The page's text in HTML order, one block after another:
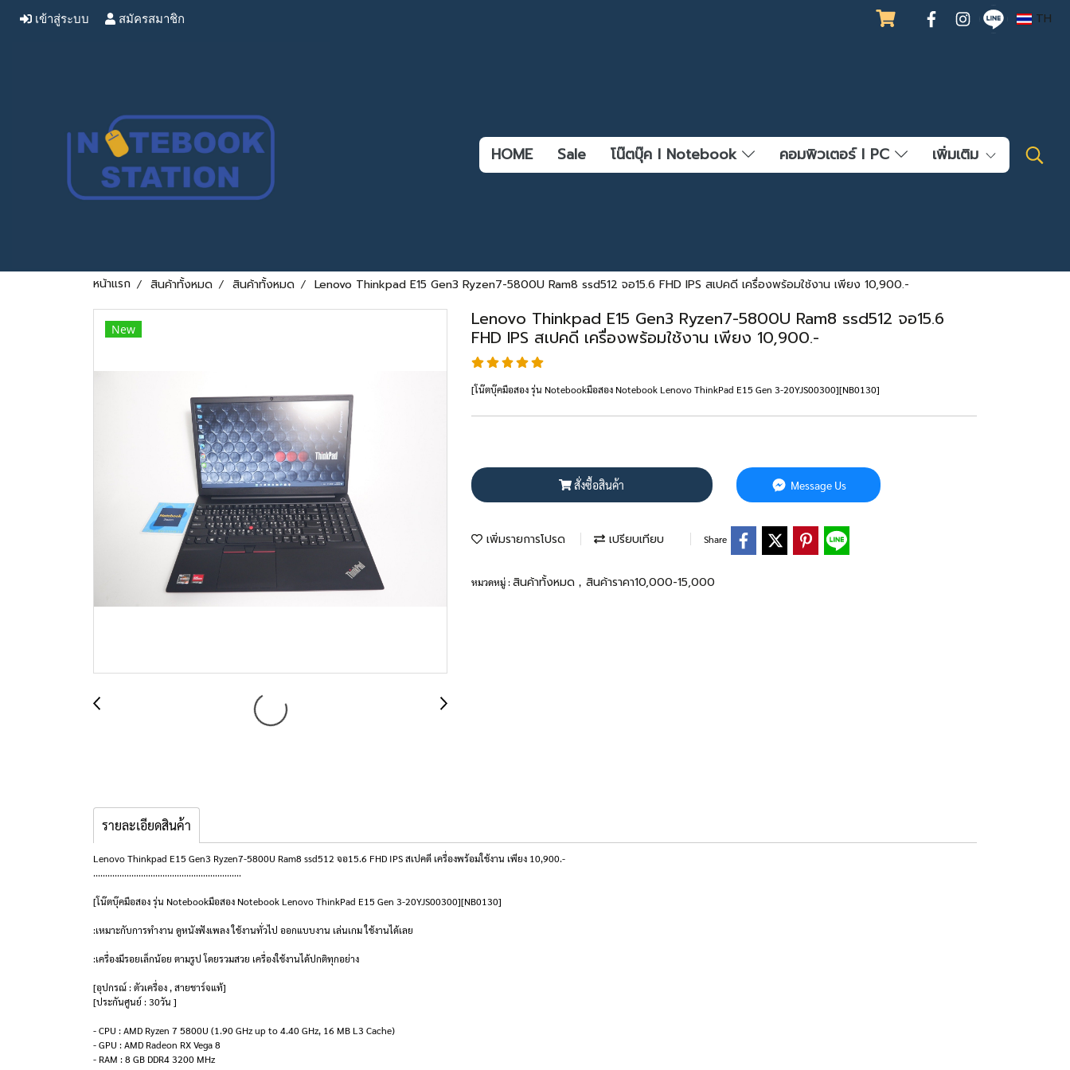
เข้าสู่ระบบ สมัครสมาชิก TH
HOME Sale โน๊ตบุ๊ค l Notebook คอมพิวเตอร์ l PC เพิ่มเติม
หน้าแรก สินค้าทั้งหมด สินค้าทั้งหมด Lenovo Thinkpad E15 Gen3 Ryzen7-5800U Ram8 ssd512 จอ15.6 FHD IPS สเปคดี เครื่องพร้อมใช้งาน เพียง 10,900.-
New
Lenovo Thinkpad E15 Gen3 Ryzen7-5800U Ram8 ssd512 จอ15.6
FHD IPS สเปคดี เครื่องพร้อมใช้งาน เพียง 10,900.-
[โน๊ตบุ๊คมือสอง รุ่น Notebookมือสอง Notebook Lenovo ThinkPad E15 Gen 3-20YJS00300][NB0130]
สั่งซื้อสินค้า Message Us
เพิ่มรายการโปรด เปรียบเทียบ Share
หมวดหมู่ :สินค้าทั้งหมด , สินค้าราคา10,000-15,000
รายละเอียดสินค้า
Lenovo Thinkpad E15 Gen3 Ryzen7-5800U Ram8 ssd512 จอ15.6 FHD IPS สเปคดี เครื่องพร้อมใช้งาน เพียง 10,900.-
..............................................................
[โน๊ตบุ๊คมือสอง รุ่น Notebookมือสอง Notebook Lenovo ThinkPad E15 Gen 3-20YJS00300][NB0130]
:เหมาะกับการทำงาน ดูหนังฟังเพลง ใช้งานทั่วไป ออกแบบงาน เล่นเกม ใช้งานได้เลย
:เครื่องมีรอยเล็กน้อย ตามรูป โดยรวมสวย เครื่องใช้งานได้ปกติทุกอย่าง
[อุปกรณ์ : ตัวเครื่อง , สายชาร์จแท้]
[ประกันศูนย์ : 30วัน ]
- CPU : AMD Ryzen 7 5800U (1.90 GHz up to 4.40 GHz, 16 MB L3 Cache)
- GPU : AMD Radeon RX Vega 8
- RAM : 8 GB DDR4 3200 MHz